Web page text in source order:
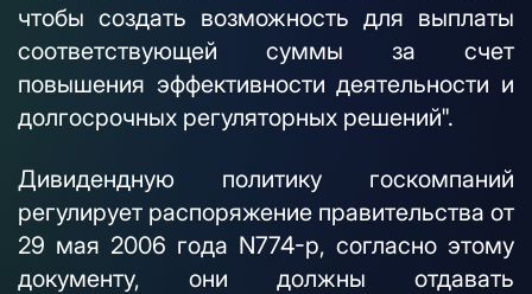
чтобы создать возможность для выплаты
соответствующей суммы за счет
повышения эффективности деятельности и
долгосрочных регуляторных решений".
Дивидендную политику госкомпаний
регулирует распоряжение правительства от
29 мая 2006 года N774-р, согласно этому
документу, они должны отдавать